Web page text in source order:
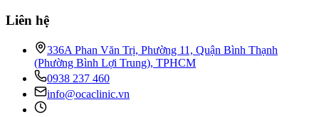
Liên hệ
336A Phan Văn Trị, Phường 11, Quận Bình Thạnh
(Phường Bình Lợi Trung), TPHCM
0938 237 460
info@ocaclinic.vn